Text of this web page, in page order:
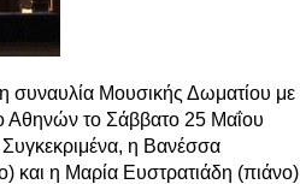
συναυλία Μουσικής Δωματίου με
Αθηνών το Σάββατο 25 Μαΐου
η Βανέσσα
και η Μαρία Ευστρατιάδη (πιάνο)